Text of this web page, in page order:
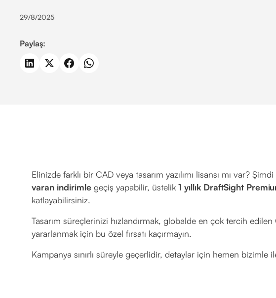
29/8/2025
Paylaş:
Elinizde farklı bir CAD veya tasarım yazılımı lisansı mı var?
varan indirimle geçiş yapabilir, üstelik 1 yıllık DraftSight
katlayabilirsiniz.
Tasarım süreçlerinizi hızlandırmak, globalde en çok tercih
yararlanmak için bu özel fırsatı kaçırmayın.
Kampanya sınırlı süreyle geçerlidir, detaylar için hemen bizimle